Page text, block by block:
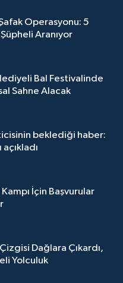
Operasyonu: 5
Aranıyor
Bal Festivalinde
Sahne Alacak
beklediği haber:
Kampı İçin Başvurular
Çizgisi Dağlara Çıkardı,
Yolculuk